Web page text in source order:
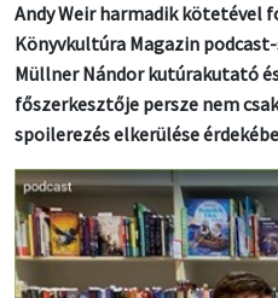
Andy Weir harmadik kötetével
Könyvkultúra Magazin
Müllner Nándor kutúrakutató
főszerkesztője persze nem
spoilerezés elkerülése